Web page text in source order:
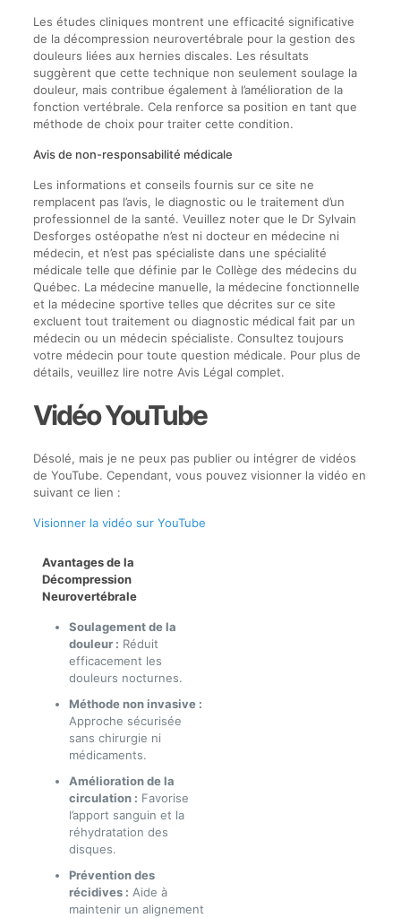
Les études cliniques montrent une efficacité significative
de la décompression neurovertébrale pour la gestion des
douleurs liées aux hernies discales. Les résultats
suggèrent que cette technique non seulement soulage la
douleur, mais contribue également à l’amélioration de la
fonction vertébrale. Cela renforce sa position en tant que
méthode de choix pour traiter cette condition.
Avis de non-responsabilité médicale
Les informations et conseils fournis sur ce site ne
remplacent pas l’avis, le diagnostic ou le traitement d’un
professionnel de la santé. Veuillez noter que le Dr Sylvain
Desforges ostéopathe n’est ni docteur en médecine ni
médecin, et n’est pas spécialiste dans une spécialité
médicale telle que définie par le Collège des médecins du
Québec. La médecine manuelle, la médecine fonctionnelle
et la médecine sportive telles que décrites sur ce site
excluent tout traitement ou diagnostic médical fait par un
médecin ou un médecin spécialiste. Consultez toujours
votre médecin pour toute question médicale. Pour plus de
détails, veuillez lire notre Avis Légal complet.
Vidéo YouTube
Désolé, mais je ne peux pas publier ou intégrer de vidéos
de YouTube. Cependant, vous pouvez visionner la vidéo en
suivant ce lien :
Visionner la vidéo sur YouTube
Avantages de la
Décompression
Neurovertébrale
Soulagement de la
douleur : Réduit
efficacement les
douleurs nocturnes.
Méthode non invasive :
Approche sécurisée
sans chirurgie ni
médicaments.
Amélioration de la
circulation : Favorise
l’apport sanguin et la
réhydratation des
disques.
Prévention des
récidives : Aide à
maintenir un alignement